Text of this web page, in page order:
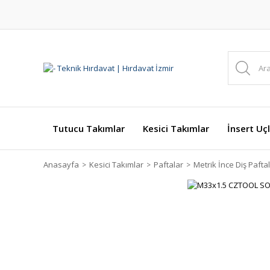
Tutucu Takımlar Kesici Takımlar İnsert
Anasayfa Kesici Takımlar Paftalar Metrik İnce Diş